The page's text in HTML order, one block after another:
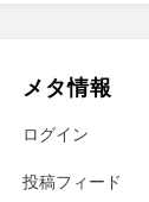
メタ情報
ログイン
投稿フィード